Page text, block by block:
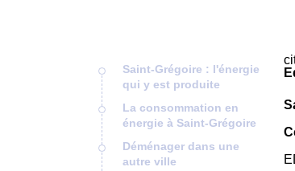
Saint-Grégoire : l'énergie
qui y est produite
La consommation en
énergie à Saint-Grégoire
Déménager dans une
autre ville